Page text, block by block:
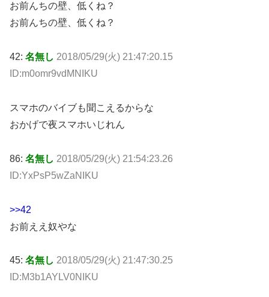
お前んちの壁、低くね？
お前んちの壁、低くね？
42: 名無し 2018/05/29(火) 21:47:20.15
ID:m0omr9vdMNIKU
スマホのバイブも聞こえるからな
おかげで夜スマホいじれん
86: 名無し 2018/05/29(火) 21:54:23.26
ID:YxPsP5wZaNIKU
>>42
お前ええ奴やな
45: 名無し 2018/05/29(火) 21:47:30.25
ID:M3b1AYLV0NIKU